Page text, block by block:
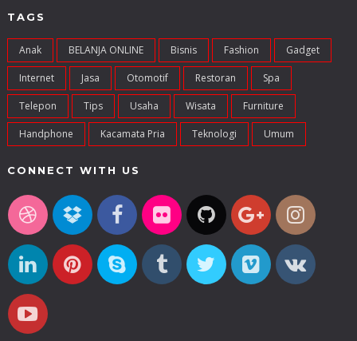
TAGS
Anak BELANJA ONLINE Bisnis Fashion Gadget
Internet Jasa Otomotif Restoran Spa
Telepon Tips Usaha Wisata Furniture
Handphone Kacamata Pria Teknologi Umum
CONNECT WITH US